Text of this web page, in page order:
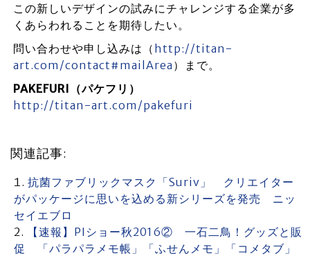
この新しいデザインの試みにチャレンジする企業が多
くあらわれることを期待したい。
問い合わせや申し込みは（ http://titan-
art.com/contact#mailArea ）まで。
PAKEFURI（パケフリ）
http://titan-art.com/pakefuri
関連記事:
抗菌ファブリックマスク「Suriv」 クリエイター
がパッケージに思いを込める新シリーズを発売 ニッ
セイエブロ
【速報】PIショー秋2016② 一石二鳥！グッズと販
促 「パラパラメモ帳」「ふせんメモ」「コメタブ」